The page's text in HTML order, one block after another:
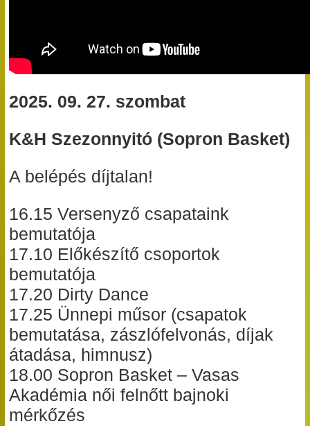
2025. 09. 27. szombat
K&H Szezonnyitó (Sopron Basket)
A belépés díjtalan!
16.15 Versenyző csapataink
bemutatója
17.10 Előkészítő csoportok
bemutatója
17.20 Dirty Dance
17.25 Ünnepi műsor (csapatok
bemutatása, zászlófelvonás, díjak
átadása, himnusz)
18.00 Sopron Basket – Vasas
Akadémia női felnőtt bajnoki
mérkőzés